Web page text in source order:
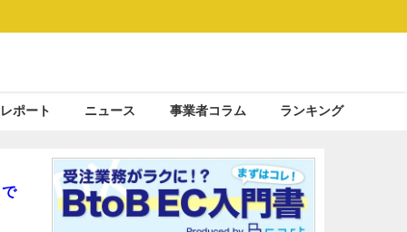
ポート ニュース 事業者コラム ランキング